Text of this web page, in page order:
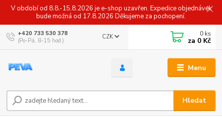
V období od 8.8.-15.8.2026 je e-shop uzavřen. Expedice objednávek
bude možná od 17.8.2026 Děkujeme za pochopení.
Menu
CZK
Hledat
+420 733 530 378
(Po-Pá, 8-15 hod.)
0 ks
za 0 Kč